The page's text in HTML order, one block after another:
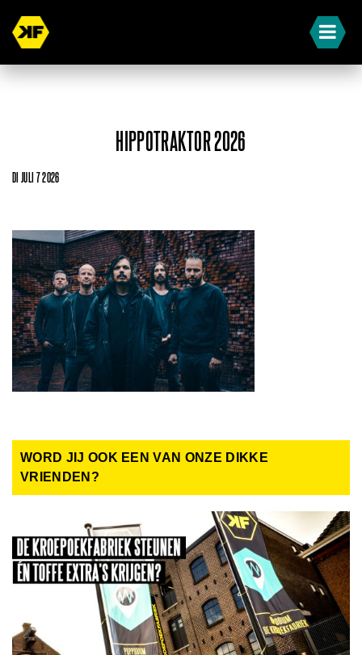
HIPPOTRAKTOR 2026
DI JULI 7 2026
WORD JIJ OOK EEN VAN ONZE DIKKE
VRIENDEN?